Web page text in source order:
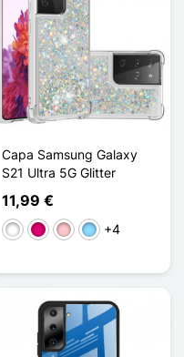
Capa Samsung Galaxy
S21 Ultra 5G Glitter
11,99 €
BrancoMagenta
RosaAzul Claro
+4